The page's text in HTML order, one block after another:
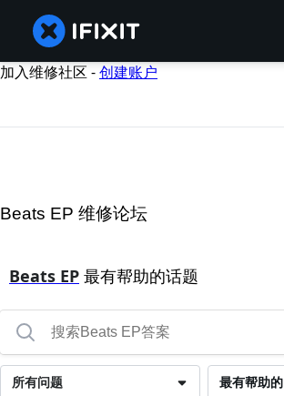
加入维修社区 -创建账户
Beats EP 维修论坛
Beats EP 最有帮助的话题
最有帮助的
所有问题